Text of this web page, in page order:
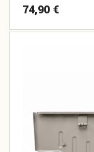
74,90 €